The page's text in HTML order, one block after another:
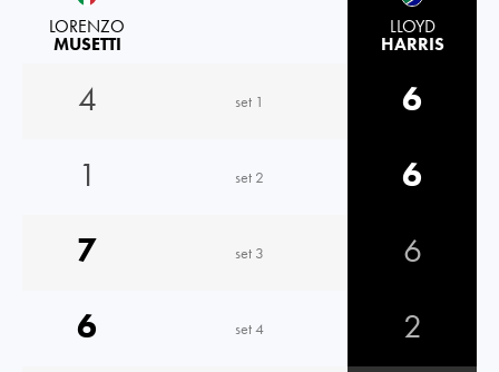
LORENZO
MUSETTI
LLOYD
HARRIS
4 set 1
6
1
set 2
6
7
set 3
6
6
set 4
2